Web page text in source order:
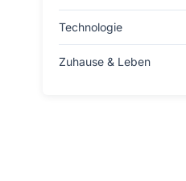
Technologie
Zuhause & Leben